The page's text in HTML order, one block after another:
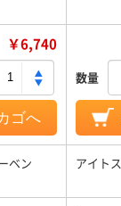
￥6,740
ゴへ
数量
ベン アイトス